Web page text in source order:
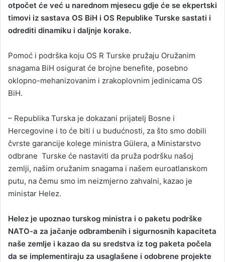
otpočet će već u narednom mjesecu gdje će se ekpertski
timovi iz sastava OS BiH i OS Republike Turske sastati i
odrediti dinamiku i daljnje korake.
Pomoć i podrška koju OS R Turske pružaju Oružanim
snagama BiH osigurat će brojne benefite, posebno
oklopno-mehanizovanim i zrakoplovnim jedinicama OS
BiH.
– Republika Turska je dokazani prijatelj Bosne i
Hercegovine i to će biti i u budućnosti, za što smo dobili
čvrste garancije kolege ministra Gülera, a Ministarstvo
odbrane Turske će nastaviti da pruža podršku našoj
zemlji, našim oružanim snagama i našem euroatlanskom
putu, na čemu smo im neizmjerno zahvalni, kazao je
ministar Helez.
Helez je upoznao turskog ministra i o paketu podrške
NATO-a za jačanje odbrambenih i sigurnosnih kapaciteta
naše zemlje i kazao da su sredstva iz tog paketa počela
da se implementiraju za usaglašene i odobrene projekte